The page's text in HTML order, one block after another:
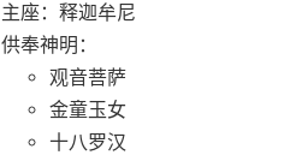
主座：释迦牟尼
供奉神明：
观音菩萨
金童玉女
十八罗汉